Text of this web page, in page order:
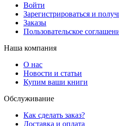
Войти
Зарегистрироваться и
Заказы
Пользовательское
Наша компания
О нас
Новости и статьи
Купим ваши книги
Обслуживание
Как сделать заказ?
Доставка и оплата